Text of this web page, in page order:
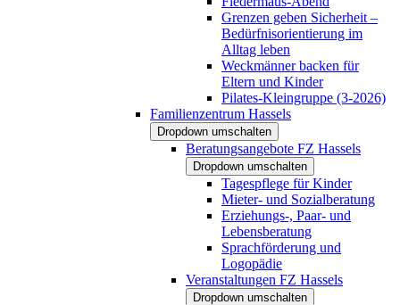
Grenzen geben Sicherheit –
Bedürfnisorientierung im
Alltag leben
Weckmänner backen für
Eltern und Kinder
Pilates-Kleingruppe (3-2026)
Familienzentrum Hassels
Dropdown umschalten
Beratungsangebote FZ Hassels
Dropdown umschalten
Tagespflege für Kinder
Mieter- und Sozialberatung
Erziehungs-, Paar- und
Lebensberatung
Sprachförderung und
Logopädie
Veranstaltungen FZ Hassels
Dropdown umschalten